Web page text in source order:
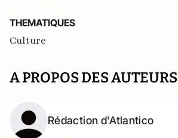
THEMATIQUES
Culture
A PROPOS DES AUTEURS
Rédaction d'Atlantico